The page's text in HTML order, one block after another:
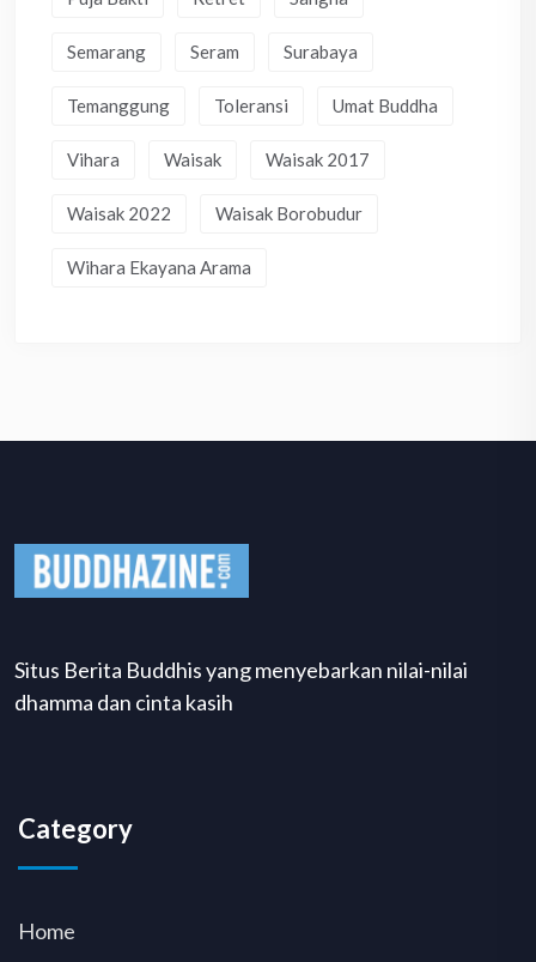
Semarang Seram Surabaya
Temanggung Toleransi Umat Buddha
Vihara Waisak Waisak 2017
Waisak 2022 Waisak Borobudur
Wihara Ekayana Arama
Situs Berita Buddhis yang menyebarkan nilai-nilai
dhamma dan cinta kasih
Category
Home